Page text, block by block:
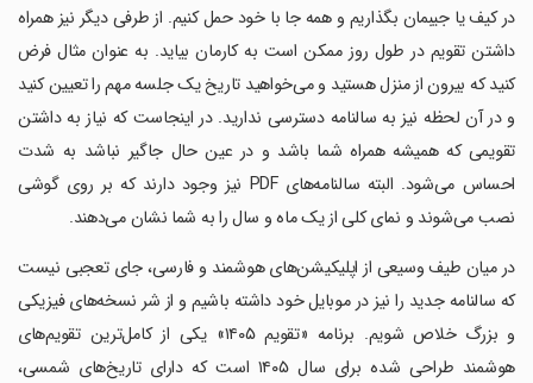
در کیف یا جیبمان بگذاریم و همه جا با خود حمل کنیم. از طرفی دیگر نیز همراه
داشتن تقویم در طول روز ممکن است به کارمان بیاید. به عنوان مثال فرض
کنید که بیرون از منزل هستید و می‌خواهید تاریخ یک جلسه مهم را تعیین کنید
و در آن لحظه نیز به سالنامه دسترسی ندارید. در اینجاست که نیاز به داشتن
تقویمی که همیشه همراه شما باشد و در عین حال جاگیر نباشد به شدت
احساس می‌شود. البته سالنامه‌های PDF نیز وجود دارند که بر روی گوشی
نصب می‌شوند و نمای کلی از یک ماه و سال را به شما نشان می‌دهند.
در میان طیف وسیعی از اپلیکیشن‌های هوشمند و فارسی، جای تعجبی نیست
که سالنامه جدید را نیز در موبایل خود داشته باشیم و از شر نسخه‌های فیزیکی
و بزرگ خلاص شویم. برنامه «تقویم ۱۴۰۵» یکی از کامل‌ترین تقویم‌های
هوشمند طراحی شده برای سال ۱۴۰۵ است که دارای تاریخ‌های شمسی،